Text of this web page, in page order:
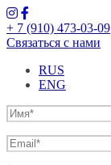
+ 7 (910) 473-03-09
Связаться с нами
RUS
ENG